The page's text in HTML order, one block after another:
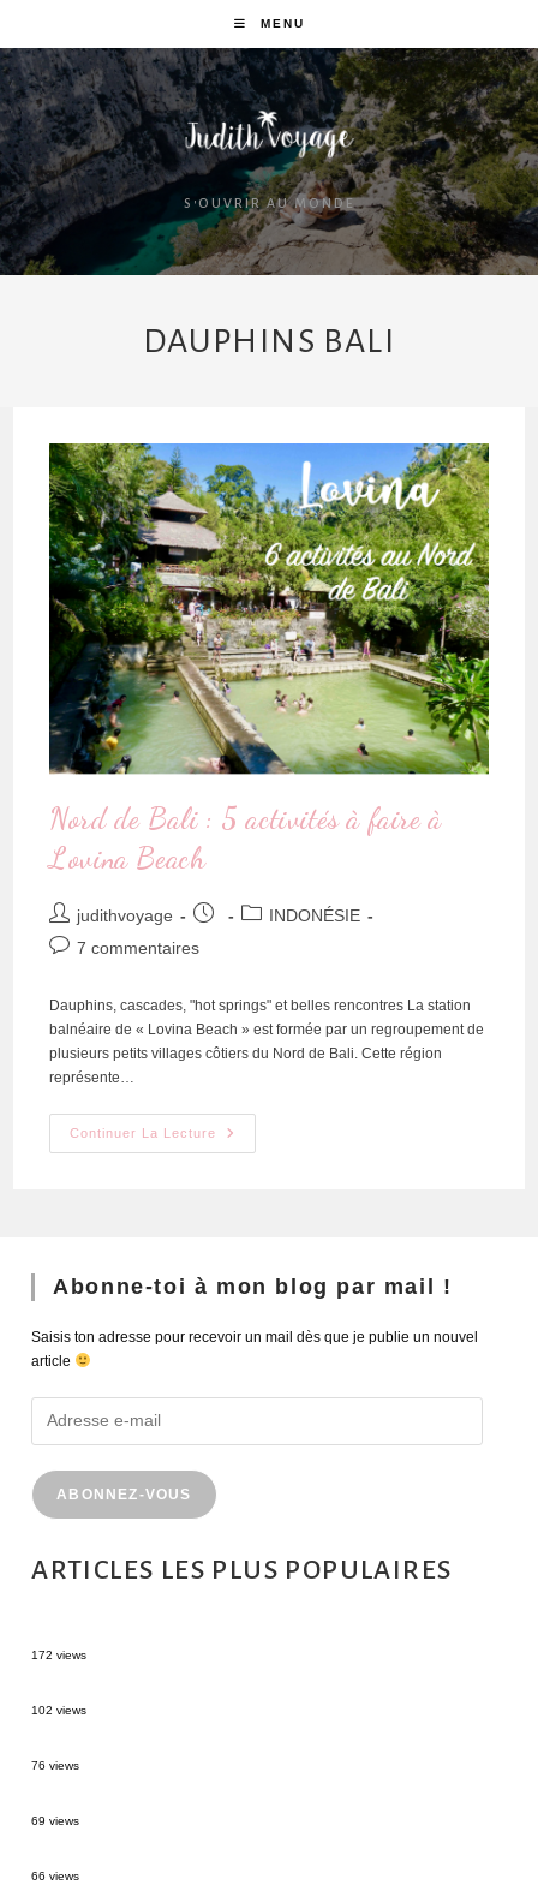
MENU
S'OUVRIR AU MONDE
DAUPHINS BALI
Nord de Bali : 5 activités à faire à
Lovina Beach
judithvoyage
INDONÉSIE
7 commentaires
Dauphins, cascades, "hot springs" et belles rencontres La station
balnéaire de « Lovina Beach » est formée par un regroupement de
plusieurs petits villages côtiers du Nord de Bali. Cette région
représente…
Continuer La Lecture
Abonne-toi à mon blog par mail !
Saisis ton adresse pour recevoir un mail dès que je publie un nouvel
article
ABONNEZ-VOUS
ARTICLES LES PLUS POPULAIRES
172 views
102 views
76 views
69 views
66 views